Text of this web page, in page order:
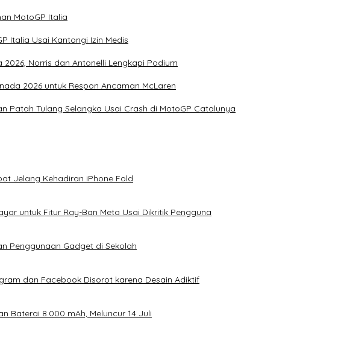
MotoGP Italia
Italia Usai Kantongi Izin Medis
2026, Norris dan Antonelli Lengkapi Podium
2026 untuk Respon Ancaman McLaren
Patah Tulang Selangka Usai Crash di MotoGP Catalunya
Jelang Kehadiran iPhone Fold
untuk Fitur Ray-Ban Meta Usai Dikritik Pengguna
Penggunaan Gadget di Sekolah
dan Facebook Disorot karena Desain Adiktif
Baterai 8.000 mAh, Meluncur 14 Juli